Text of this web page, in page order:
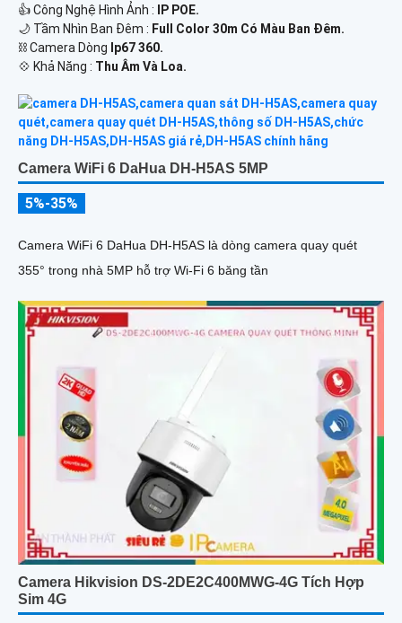
👍 Công Nghệ Hình Ảnh :
IP POE.
🌙 Tầm Nhìn Ban Đêm : Full Color 30m Có Màu Ban Ðêm.
⛓ Camera Dòng Ip67 360.
️💠 Khả Năng : Thu Âm Và Loa.
Camera WiFi 6 DaHua DH-H5AS 5MP
5%-35%
Camera WiFi 6 DaHua DH-H5AS là dòng camera quay quét
355° trong nhà 5MP hỗ trợ Wi-Fi 6 băng tần
Camera Hikvision DS-2DE2C400MWG-4G Tích Hợp
Sim 4G